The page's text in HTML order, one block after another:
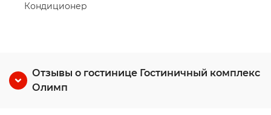
Кондиционер
Отзывы о гостинице Гостиничный комплекс
Олимп